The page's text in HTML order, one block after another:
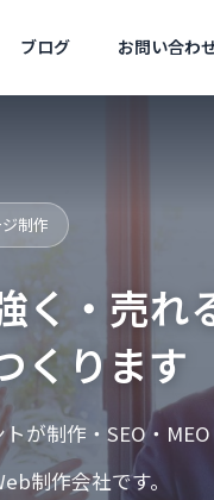
ブログ お問い合わ
必
サジェ
（サジ
告）
コスパ良く
Googleトレンドが
に対応｜キーワード
Profile
制作
く・売れ
くります
が制作・SEO・
制作会社です。